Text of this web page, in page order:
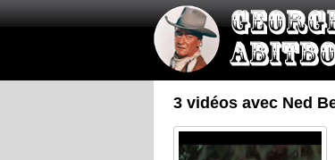
3 vidéos avec Ned